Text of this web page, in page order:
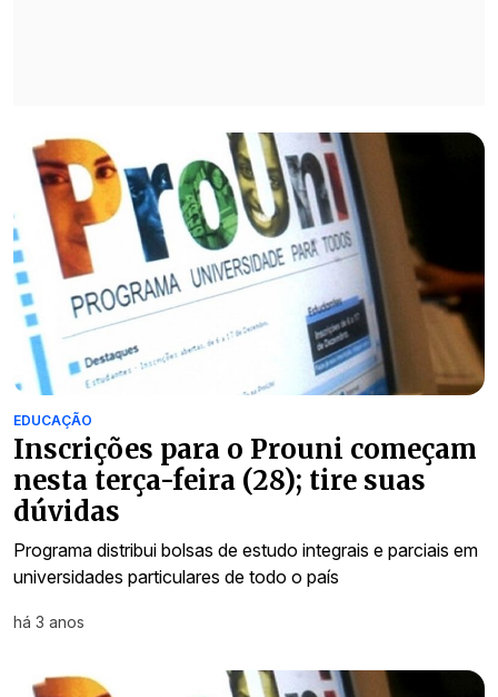
EDUCAÇÃO
Inscrições para o Prouni começam
nesta terça-feira (28); tire suas
dúvidas
Programa distribui bolsas de estudo integrais e parciais em
universidades particulares de todo o país
há 3 anos